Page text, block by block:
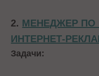
2. МЕНЕДЖЕР
ИНТЕРНЕТ-
Задачи: